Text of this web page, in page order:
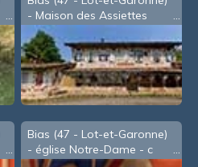
- Maison des Assiettes
Bias (47 - Lot-et-Garonne)
- église Notre-Dame - c